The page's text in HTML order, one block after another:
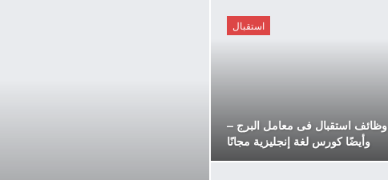
استقبال
وظائف استقبال فى معامل البرج –
وأيضًا كورس لغة إنجليزية مجانًا